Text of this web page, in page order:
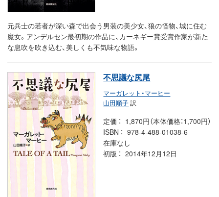
元兵士の若者が深い森で出会う男装の美少女、狼の怪物、城に住む
魔女。アンデルセン最初期の作品に、カーネギー賞受賞作家が新た
な息吹を吹き込む、美しくも不気味な物語。
不思議な尻尾
マーガレット・マーヒー
山田順子訳
定価
1,870円（本体価格：1,700円）
ISBN
978-4-488-01038-6
在庫なし
初版
2014年12月12日